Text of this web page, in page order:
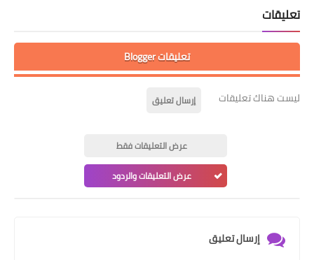
تعليقات
تعليقات Blogger
ليست هناك تعليقات إرسال تعليق
عرض التعليقات فقط
عرض التعليقات والردود
إرسال تعليق